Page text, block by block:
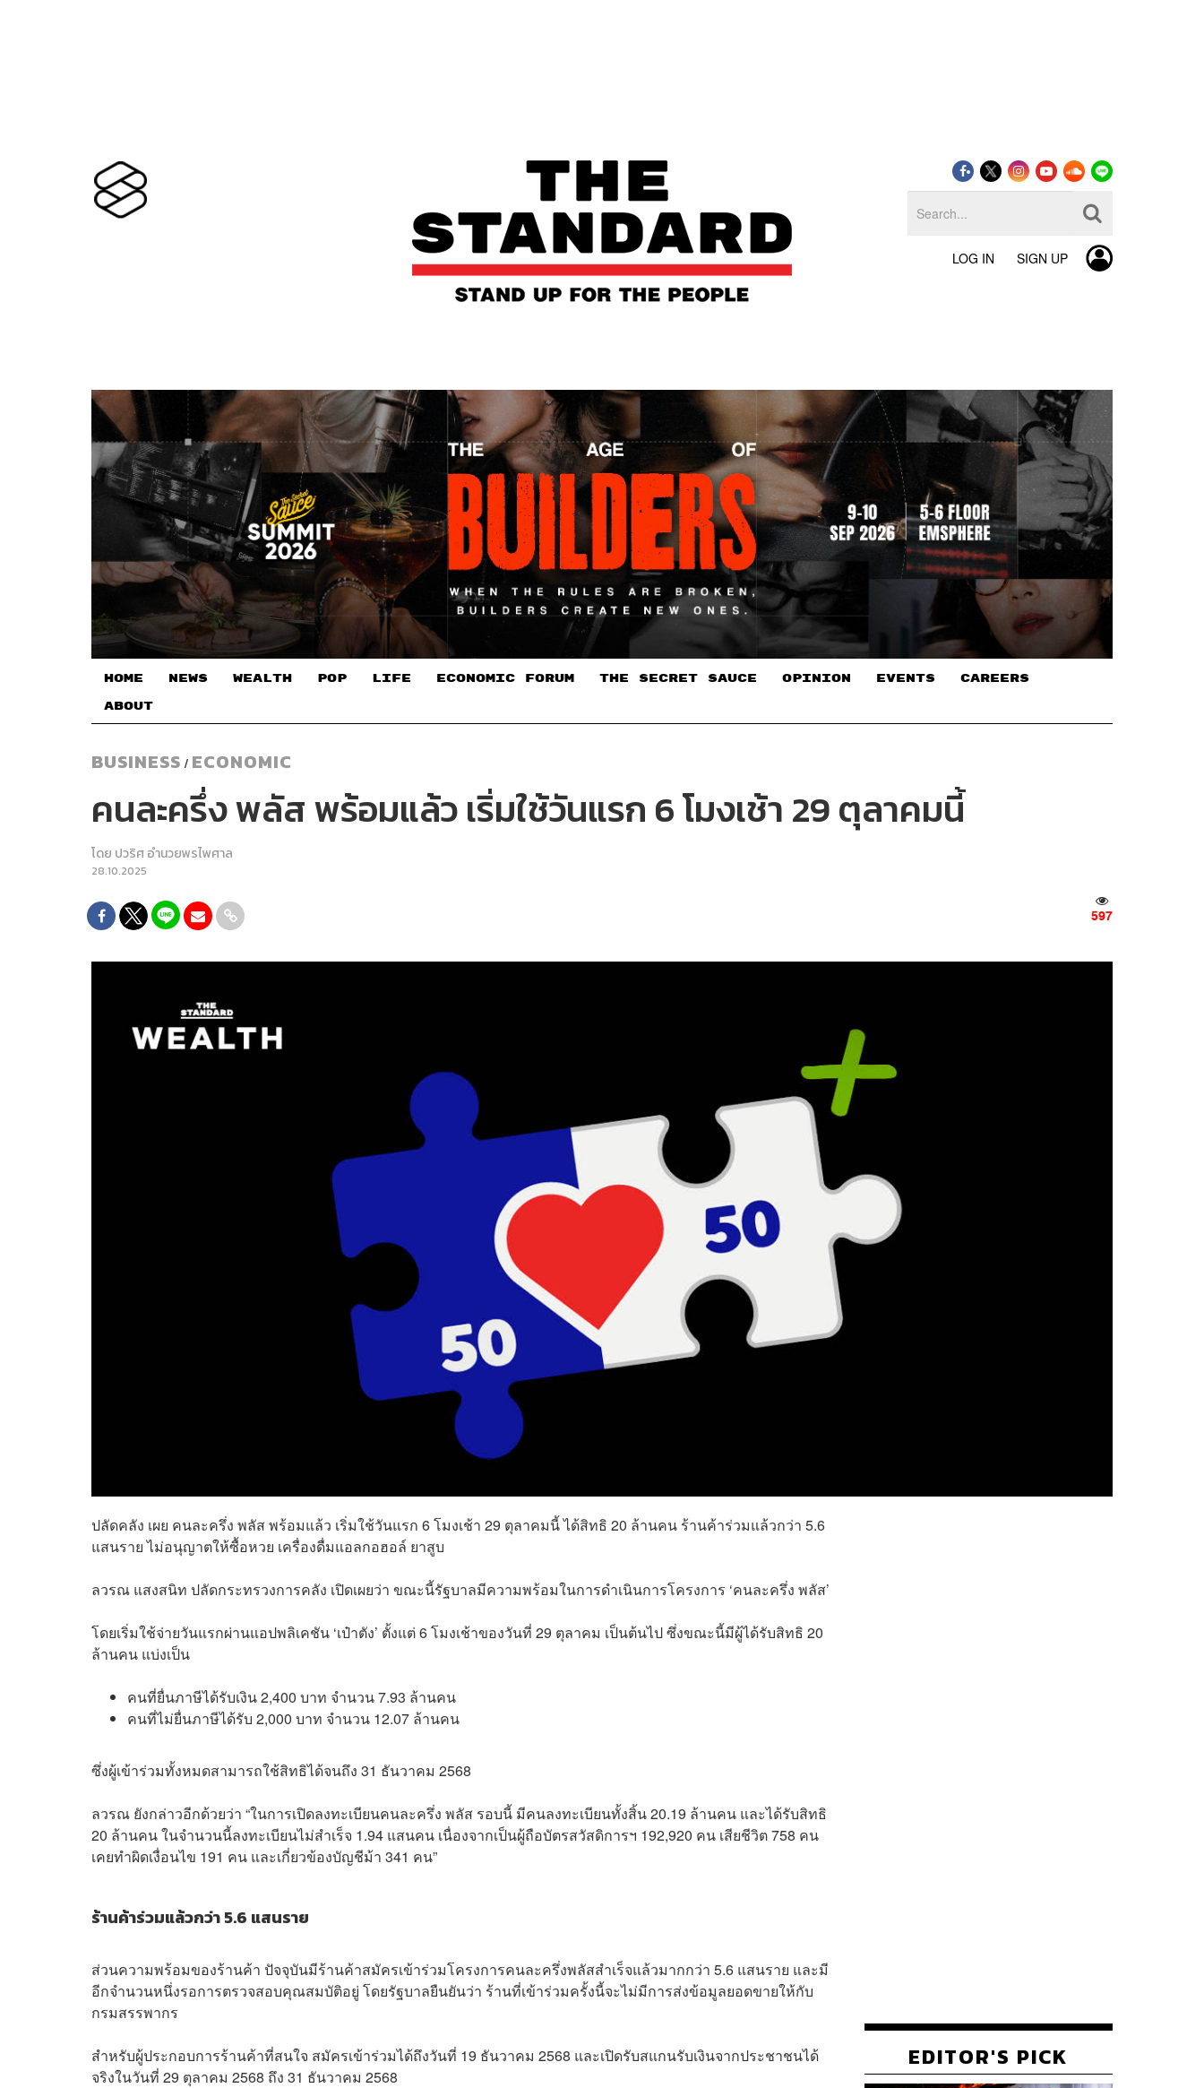
LOG IN SIGN UP
HOME NEWS WEALTH POP LIFE ECONOMIC FORUM THE SECRET SAUCE​ OPINION EVENTS CAREERS
ABOUT
BUSINESS / ECONOMIC
คนละครึ่ง พลัส พร้อมแล้ว เริ่มใช้วันแรก 6 โมงเช้า 29 ตุลาคมนี้
โดย ปวริศ อำนวยพรไพศาล
28.10.2025
597
ปลัดคลัง เผย คนละครึ่ง พลัส พร้อมแล้ว เริ่มใช้วันแรก 6 โมงเช้า 29 ตุลาคมนี้ ได้สิทธิ 20 ล้านคน ร้านค้าร่วมแล้วกว่า 5.6
แสนราย ไม่อนุญาตให้ซื้อหวย เครื่องดื่มแอลกอฮอล์ ยาสูบ
ลวรณ แสงสนิท ปลัดกระทรวงการคลัง เปิดเผยว่า ขณะนี้รัฐบาลมีความพร้อมในการดำเนินการโครงการ ‘คนละครึ่ง พลัส’
โดยเริ่มใช้จ่ายวันแรกผ่านแอปพลิเคชัน ‘เป๋าตัง’ ตั้งแต่ 6 โมงเช้าของวันที่ 29 ตุลาคม เป็นต้นไป ซึ่งขณะนี้มีผู้ได้รับสิทธิ 20
ล้านคน แบ่งเป็น
คนที่ยื่นภาษีได้รับเงิน 2,400 บาท จำนวน 7.93 ล้านคน
คนที่ไม่ยื่นภาษีได้รับ 2,000 บาท จำนวน 12.07 ล้านคน
ซึ่งผู้เข้าร่วมทั้งหมดสามารถใช้สิทธิได้จนถึง 31 ธันวาคม 2568
ลวรณ ยังกล่าวอีกด้วยว่า “ในการเปิดลงทะเบียนคนละครึ่ง พลัส รอบนี้ มีคนลงทะเบียนทั้งสิ้น 20.19 ล้านคน และได้รับสิทธิ
20 ล้านคน ในจำนวนนี้ลงทะเบียนไม่สำเร็จ 1.94 แสนคน เนื่องจากเป็นผู้ถือบัตรสวัสดิการฯ 192,920 คน เสียชีวิต 758 คน
เคยทำผิดเงื่อนไข 191 คน และเกี่ยวข้องบัญชีม้า 341 คน”
ร้านค้าร่วมแล้วกว่า 5.6 แสนราย
ส่วนความพร้อมของร้านค้า ปัจจุบันมีร้านค้าสมัครเข้าร่วมโครงการคนละครึ่งพลัสสำเร็จแล้วมากกว่า 5.6 แสนราย และมี
อีกจำนวนหนึ่งรอการตรวจสอบคุณสมบัติอยู่ โดยรัฐบาลยืนยันว่า ร้านที่เข้าร่วมครั้งนี้จะไม่มีการส่งข้อมูลยอดขายให้กับ
กรมสรรพากร
สำหรับผู้ประกอบการร้านค้าที่สนใจ สมัครเข้าร่วมได้ถึงวันที่ 19 ธันวาคม 2568 และเปิดรับสแกนรับเงินจากประชาชนได้
จริงในวันที่ 29 ตุลาคม 2568 ถึง 31 ธันวาคม 2568
EDITOR'S PICK